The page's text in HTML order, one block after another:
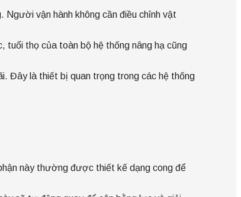
vận hành không cần điều chỉnh vật
tuổi thọ của toàn bộ hệ thống nâng hạ cũng
Đây là thiết bị quan trọng trong các hệ thống
này thường được thiết kế dạng cong để